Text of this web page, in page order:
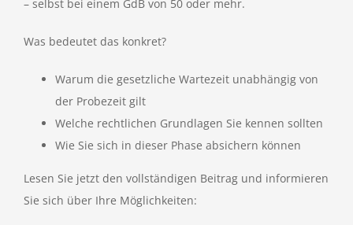
– selbst bei einem GdB von 50 oder mehr.
Was bedeutet das konkret?
Warum die gesetzliche Wartezeit unabhängig von
der Probezeit gilt
Welche rechtlichen Grundlagen Sie kennen sollten
Wie Sie sich in dieser Phase absichern können
Lesen Sie jetzt den vollständigen Beitrag und informieren
Sie sich über Ihre Möglichkeiten: